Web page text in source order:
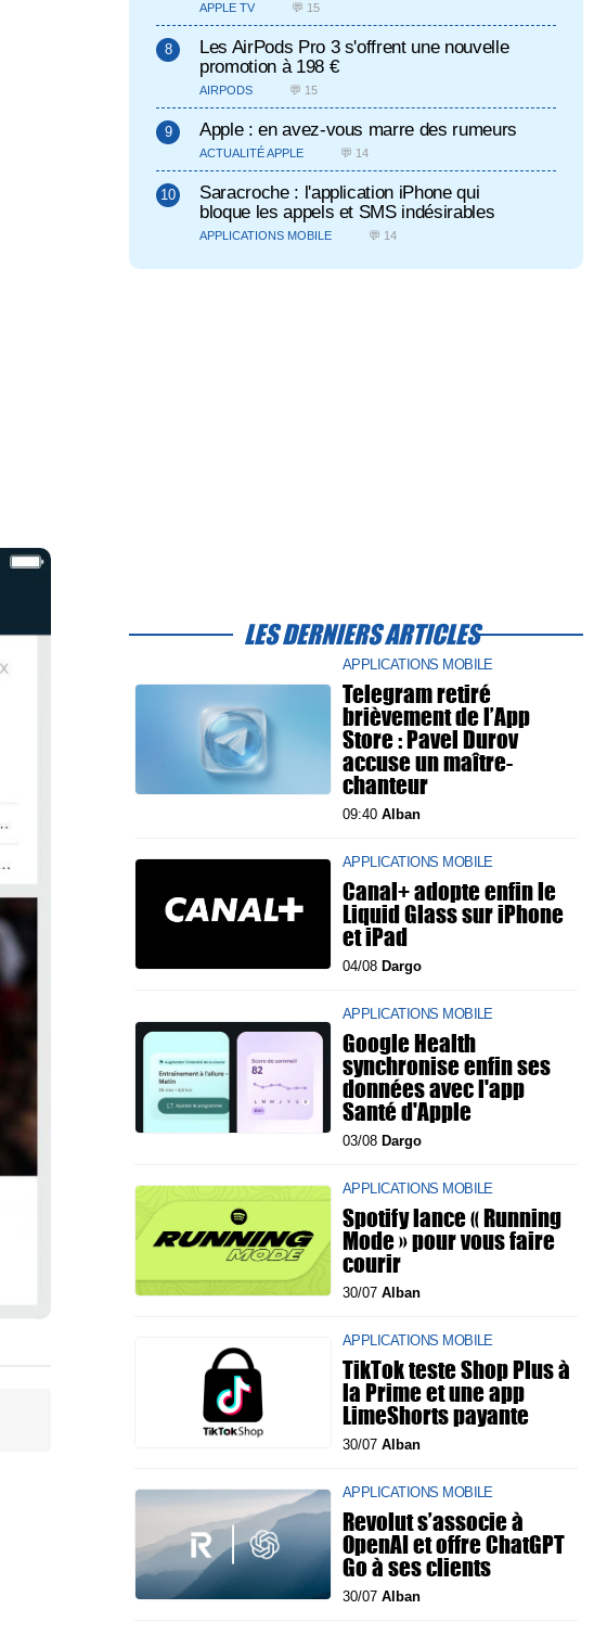
APPLE TV 💬 15
Les AirPods Pro 3 s'offrent une nouvelle
promotion à 198 €
AIRPODS 💬 15
Apple : en avez-vous marre des rumeurs
ACTUALITÉ APPLE 💬 14
Saracroche : l'application iPhone qui
bloque les appels et SMS indésirables
APPLICATIONS MOBILE 💬 14
LES DERNIERS ARTICLES
APPLICATIONS MOBILE
Telegram retiré
brièvement de l’App
Store : Pavel Durov
accuse un maître-
chanteur
09:40 Alban
APPLICATIONS MOBILE
Canal+ adopte enfin le
Liquid Glass sur iPhone
et iPad
04/08 Dargo
APPLICATIONS MOBILE
Google Health
synchronise enfin ses
données avec l'app
Santé d'Apple
03/08 Dargo
APPLICATIONS MOBILE
Spotify lance « Running
Mode » pour vous faire
courir
30/07 Alban
APPLICATIONS MOBILE
TikTok teste Shop Plus à
la Prime et une app
LimeShorts payante
30/07 Alban
APPLICATIONS MOBILE
Revolut s’associe à
OpenAI et offre ChatGPT
Go à ses clients
30/07 Alban